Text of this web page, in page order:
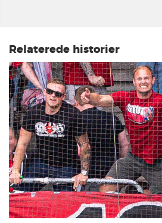
Relaterede historier